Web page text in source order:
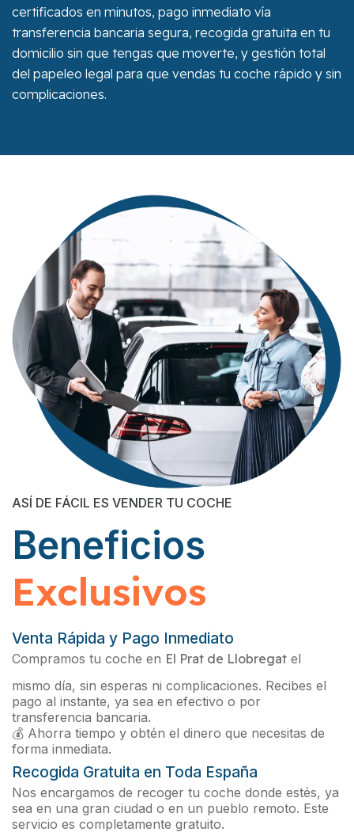
certificados en minutos, pago inmediato vía
transferencia bancaria segura, recogida gratuita en tu
domicilio sin que tengas que moverte, y gestión total
del papeleo legal para que vendas tu coche rápido y sin
complicaciones.
ASÍ DE FÁCIL ES VENDER TU COCHE
Beneficios
Exclusivos
Venta Rápida y Pago Inmediato
Compramos tu coche en El Prat de Llobregat el
mismo día, sin esperas ni complicaciones. Recibes el
pago al instante, ya sea en efectivo o por
transferencia bancaria.
💰 Ahorra tiempo y obtén el dinero que necesitas de
forma inmediata.
Recogida Gratuita en Toda España
Nos encargamos de recoger tu coche donde estés, ya
sea en una gran ciudad o en un pueblo remoto. Este
servicio es completamente gratuito.